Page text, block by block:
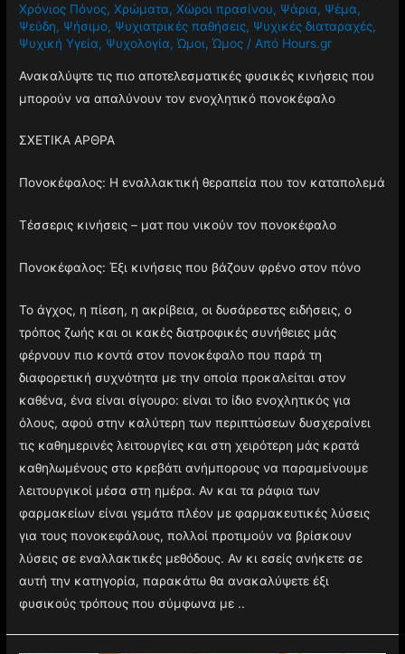
Χρόνιος Πόνος,Χρώματα,Χώροι πρασίνου, Ψάρια, Ψέμα,
Ψεύδη, Ψήσιμο, Ψυχιατρικές παθήσεις, Ψυχικές διαταραχές,
Ψυχική Υγεία, Ψυχολογία,Ώμοι,Ώμος / Από Hours.gr
Ανακαλύψτε τις πιο αποτελεσματικές φυσικές κινήσεις που
μπορούν να απαλύνουν τον ενοχλητικό πονοκέφαλο
ΣΧΕΤΙΚΑ ΑΡΘΡΑ
Πονοκέφαλος: Η εναλλακτική θεραπεία που τον καταπολεμά
Τέσσερις κινήσεις – ματ που νικούν τον πονοκέφαλο
Πονοκέφαλος: Έξι κινήσεις που βάζουν φρένο στον πόνο
Το άγχος, η πίεση, η ακρίβεια, οι δυσάρεστες ειδήσεις, ο
τρόπος ζωής και οι κακές διατροφικές συνήθειες μάς
φέρνουν πιο κοντά στον πονοκέφαλο που παρά τη
διαφορετική συχνότητα με την οποία προκαλείται στον
καθένα, ένα είναι σίγουρο: είναι το ίδιο ενοχλητικός για
όλους, αφού στην καλύτερη των περιπτώσεων δυσχεραίνει
τις καθημερινές λειτουργίες και στη χειρότερη μάς κρατά
καθηλωμένους στο κρεβάτι ανήμπορους να παραμείνουμε
λειτουργικοί μέσα στη ημέρα. Αν και τα ράφια των
φαρμακείων είναι γεμάτα πλέον με φαρμακευτικές λύσεις
για τους πονοκεφάλους, πολλοί προτιμούν να βρίσκουν
λύσεις σε εναλλακτικές μεθόδους. Αν κι εσείς ανήκετε σε
αυτή την κατηγορία, παρακάτω θα ανακαλύψετε έξι
φυσικούς τρόπους που σύμφωνα με ..